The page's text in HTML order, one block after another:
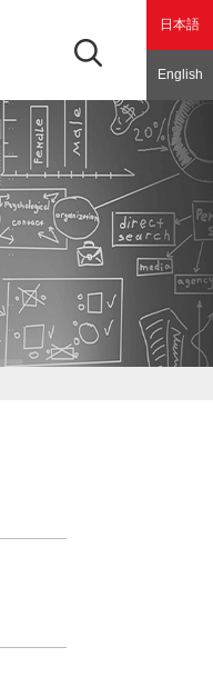
日本語
English